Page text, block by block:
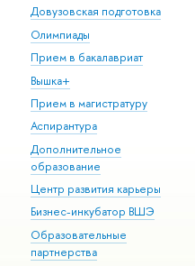
Довузовская подготовка
Олимпиады
Прием в бакалавриат
Вышка+
Прием в магистратуру
Аспирантура
Дополнительное
образование
Центр развития карьеры
Бизнес-инкубатор ВШЭ
Образовательные
партнерства